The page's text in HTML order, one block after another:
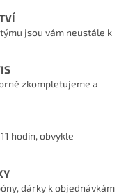
jsou vám neustále k
zkompletujeme a
hodin, obvykle
dárky k objednávkám